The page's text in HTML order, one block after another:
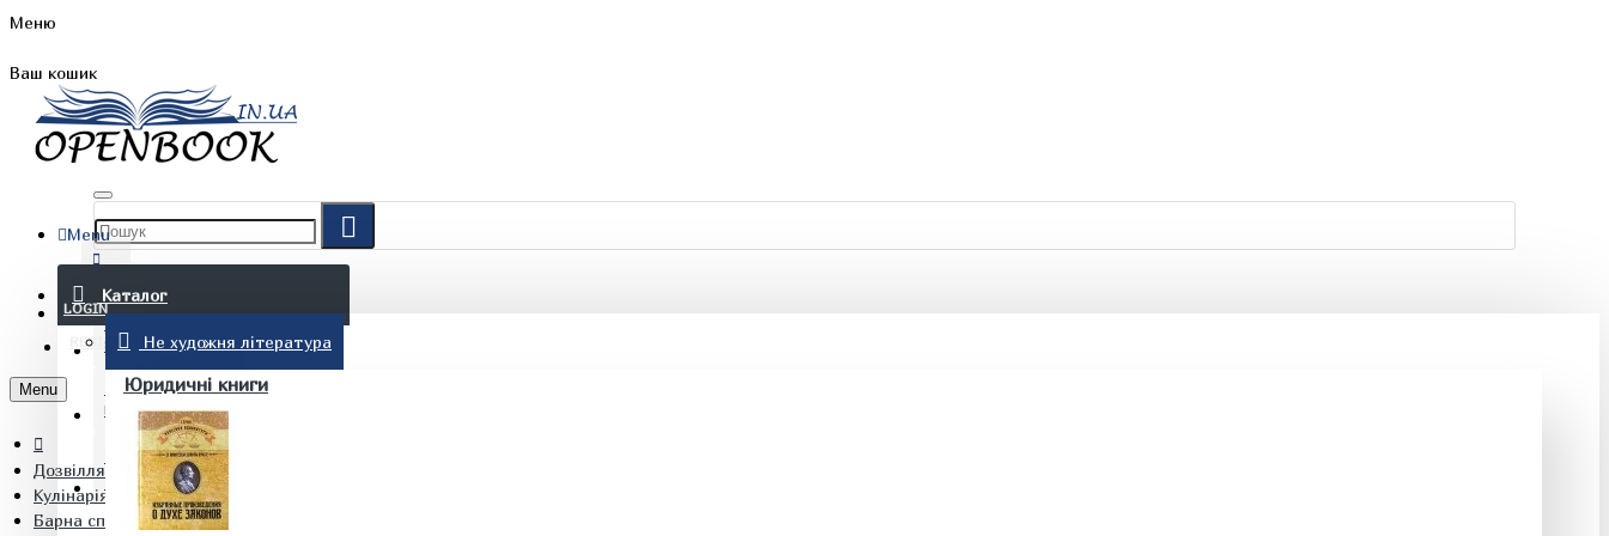
Меню
Ваш кошик
БЛОГ
КОНТАКТИ
(097) 015 28 90
Menu
Каталог
Не художня література
Юридичні книги
LOGIN
REGISTER
Menu
Дозвілля. Хобі. Кулінарія
Кулінарія
Барна справа Мялковський О.В.